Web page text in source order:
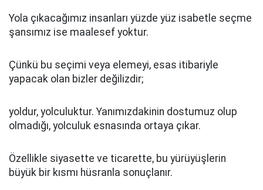
Yola çıkacağımız insanları yüzde yüz isabetle seçme
şansımız ise maalesef yoktur.
Çünkü bu seçimi veya elemeyi, esas itibariyle
yapacak olan bizler değilizdir;
yoldur, yolculuktur. Yanımızdakinin dostumuz olup
olmadığı, yolculuk esnasında ortaya çıkar.
Özellikle siyasette ve ticarette, bu yürüyüşlerin
büyük bir kısmı hüsranla sonuçlanır.